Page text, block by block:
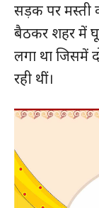
सड़क पर मस्ती
बैठकर शहर में
लगा था जिसमें
रही थीं।